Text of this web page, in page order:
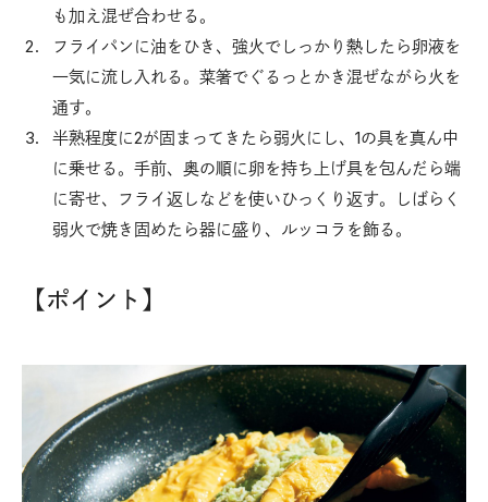
も加え混ぜ合わせる。
フライパンに油をひき、強火でしっかり熱したら卵液を
一気に流し入れる。菜箸でぐるっとかき混ぜながら火を
通す。
半熟程度に2が固まってきたら弱火にし、1の具を真ん中
に乗せる。手前、奥の順に卵を持ち上げ具を包んだら端
に寄せ、フライ返しなどを使いひっくり返す。しばらく
弱火で焼き固めたら器に盛り、ルッコラを飾る。
【ポイント】